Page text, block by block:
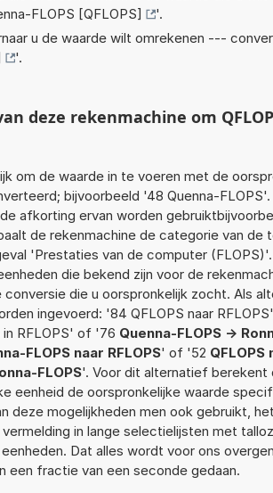
FLOPS [QFLOPS]
'.
u de waarde wilt omrekenen ---
'.
deze rekenmachine om
om de waarde in te voeren met de
bijvoorbeeld '48 Quenna-FLOPS'.
afkorting ervan worden
de rekenmachine de categorie van de
'Prestaties van de computer (FLOPS)'.
die bekend zijn voor de
die u oorspronkelijk zocht. Als
ingevoerd: '84 QFLOPS naar
RFLOPS' of '76 Quenna-FLOPS ->
FLOPS naar RFLOPS' of '52 QFLOPS
FLOPS'. Voor dit alternatief berekent
eenheid de oorspronkelijke waarde
deze mogelijkheden men ook gebruikt,
in lange selectielijsten met
Dat alles wordt voor ons
een fractie van een seconde gedaan.